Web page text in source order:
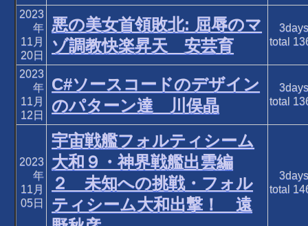
2023
年
11月
20日
悪の美女首領敗北: 屈辱のマ
ゾ調教快楽昇天 安芸育
total
2023
年
11月
12日
C#ソースコードのデザイン
のパターン達 川俣晶
total
2023
年
11月
05日
宇宙戦艦フォルティシーム
大和９・神界戦艦出雲編
２ 未知への挑戦・フォル
ティシーム大和出撃！ 遠
total